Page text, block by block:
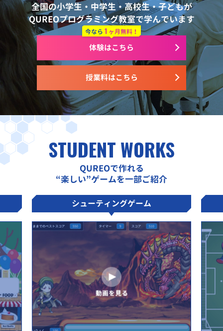
全国の小学生・中学生・高校生・子どもが
QUREOプログラミング教室で学んでいます
授業料はこちら
今なら 1 ヶ月無料！
体験はこちら
STUDENT WORKS
QUREOで作れる
“楽しい”ゲームを一部ご紹介
シューティングゲーム